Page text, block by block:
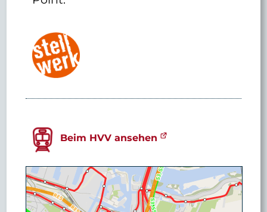
Beim HVV ansehen